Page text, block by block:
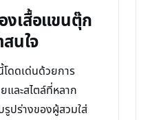
เสื้อแขนตุ๊ก
นใจ
ดดเด่นด้วยการ
ละสไตล์ที่หลาก
รูปร่างของผู้สวมใส่